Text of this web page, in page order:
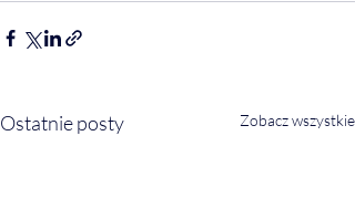
Ostatnie posty Zobacz wszystkie